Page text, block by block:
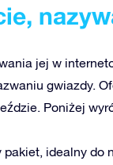
jej w
gwiazdy.
Poniżej
pakiet, idealny